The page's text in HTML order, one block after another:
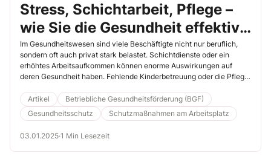
Stress, Schichtarbeit, Pflege –
wie Sie die Gesundheit effektiv
fördern
Im Gesundheitswesen sind viele Beschäftigte nicht nur beruflich,
sondern oft auch privat stark belastet. Schichtdienste oder ein
erhöhtes Arbeitsaufkommen können enorme Auswirkungen auf
deren Gesundheit haben. Fehlende Kinderbetreuung oder die Pflege
Aus diesem Grund sollten Sie die Gesundheitsförderung in Ihrer
Einrichtung oder Praxis erhöhen.
Artikel
Betriebliche Gesundheitsförderung (BGF)
Gesundheitsschutz
Schutzmaßnahmen am Arbeitsplatz
03.01.2025·1 Min Lesezeit